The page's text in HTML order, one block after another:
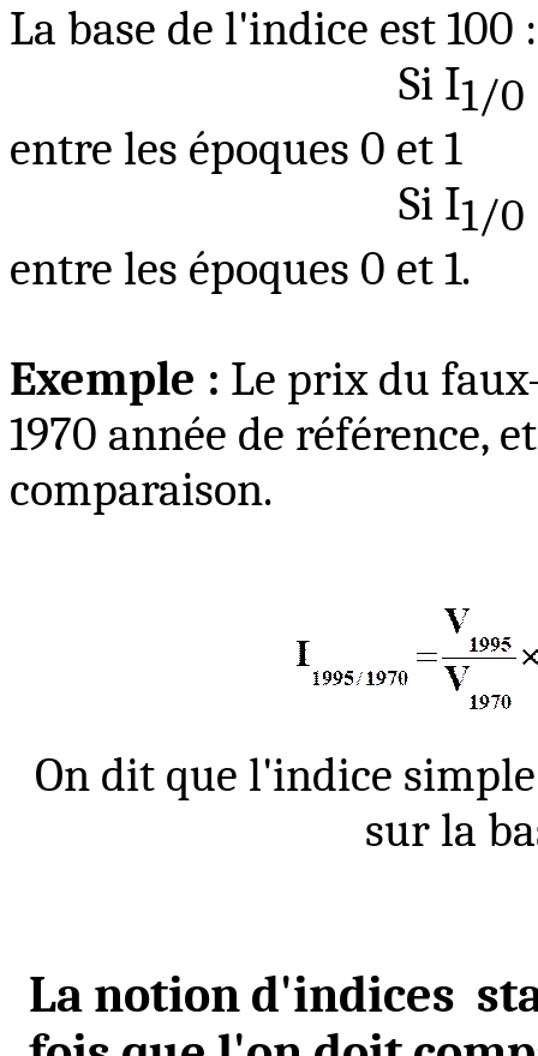
La base de l'indice est
Si I1/0
entre les époques 0 et 1
Si I1/0
entre les époques 0 et 1.
Exemple : Le prix du
1970 année de référence,
comparaison.
On dit que l'indice
sur la
La notion d'indices